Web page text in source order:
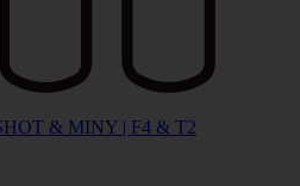
& MINY | F4 & T2